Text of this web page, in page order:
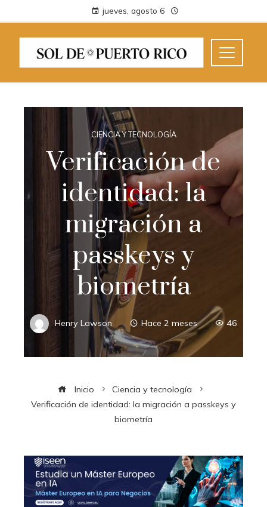
jueves, agosto 6
CIENCIA Y TECNOLOGÍA
Verificación de
identidad: la
migración a
passkeys y
biometría
Henry Lawson Hace 2 meses 46
Inicio
Ciencia y tecnología
Verificación de identidad: la migración a passkeys y
biometría